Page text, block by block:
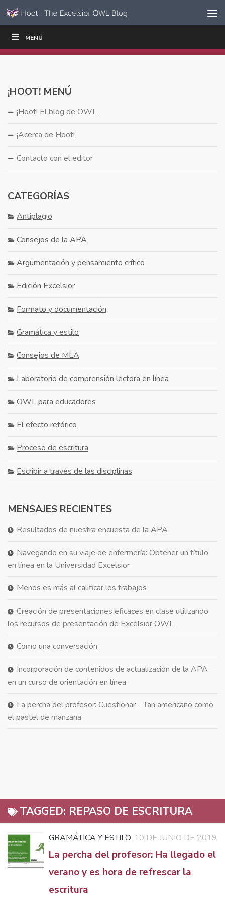
Ir al contenido
navegación
MENÚ
TAGGED: REPASO DE ESCRITURA
GRAMÁTICA Y ESTILO 10 DE JUNIO DE 2019
La percha del profesor: Ha llegado el
verano y es hora de refrescar la
escritura
ESCRIBIR
¡HOOT! MENÚ
¡Hoot! El blog de OWL
¡Acerca de Hoot!
Contacto con el editor
CATEGORÍAS
Antiplagio
Consejos de la APA
Argumentación y pensamiento crítico
Edición Excelsior
Formato y documentación
Gramática y estilo
Consejos de MLA
Laboratorio de comprensión lectora en línea
OWL para educadores
El efecto retórico
Proceso de escritura
Escribir a través de las disciplinas
MENSAJES RECIENTES
Resultados de nuestra encuesta de la APA
Navegando en su viaje de enfermería: Obtener un título
en línea en la Universidad Excelsior
Menos es más al calificar los trabajos
Creación de presentaciones eficaces en clase utilizando
los recursos de presentación de Excelsior OWL
Como una conversación
Incorporación de contenidos de actualización de la APA
en un curso de orientación en línea
La percha del profesor: Cuestionar - Tan americano como
el pastel de manzana